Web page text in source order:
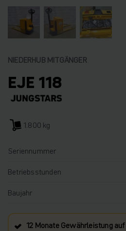
NIEDERHUB MITGÄNGER
EJE 118
1.800 kg
Seriennummer
Betriebsstunden
Baujahr
12 Monate Gewährleistung